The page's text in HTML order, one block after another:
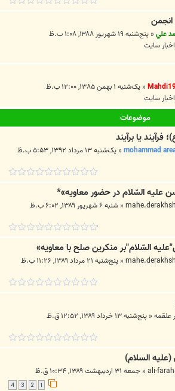
انجمن
علي « پنج‌شنبه ۱۹ شهریور ۱۳۸۸, ۱:۰۸ ب.ظ
سايت
« یک‌شنبه ۱ بهمن ۱۳۸۵, ۱۲:۰۰ ب.ظ
سايت
موضوعات
یا برآیند
mohammad
« یک‌شنبه ۱۳ مرداد ۱۳۹۲, ۵:۵۳ ب.ظ
عليه السّلام در حضور معاويه»*
« شنبه ۶ شهریور ۱۳۸۹, ۶:۰۲ ب.ظ
السّلام"بر منكرين صلح با معاويه»
« پنج‌شنبه ۲۱ مرداد ۱۳۸۹, ۱۱:۲۶ ب.ظ
علقمه « پنج‌شنبه ۱۳ خرداد ۱۳۸۹, ۱۲:۵۲ ق.ظ
السلام)
ali-
« جمعه ۳۱ اردیبهشت ۱۳۸۹, ۱۰:۳۴ ق.ظ
1
2
3
4